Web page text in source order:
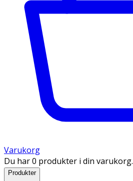
Varukorg
Du har 0 produkter i din varukorg.
Produkter